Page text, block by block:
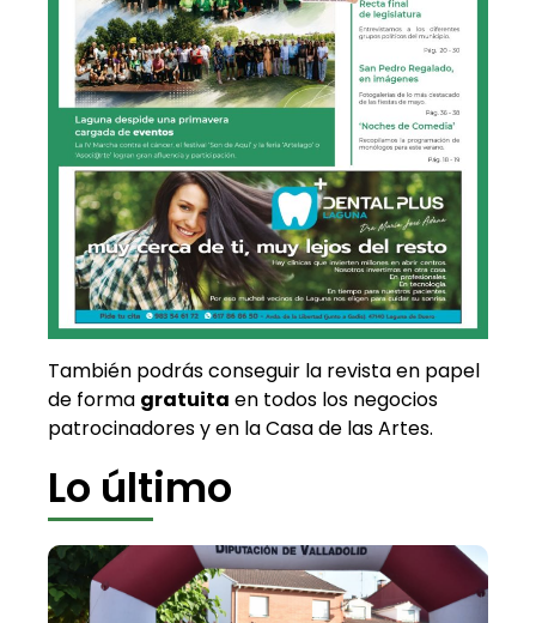
También podrás conseguir la revista en papel
de forma gratuita en todos los negocios
patrocinadores y en la Casa de las Artes.
Lo último